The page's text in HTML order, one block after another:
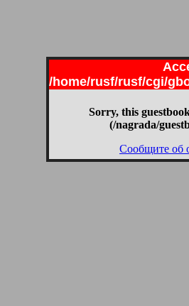
/home/rusf/rusf/cgi/
Sorry, this
(/nagrada/
Сообщите об